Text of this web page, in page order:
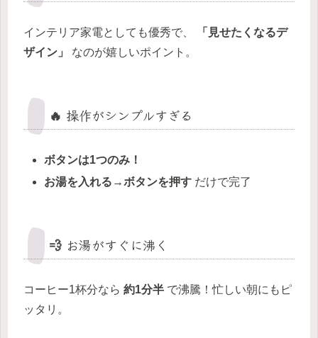
インテリア家電としても優秀で、
「見せたくなるデ
ザイン」
なのが嬉しいポイント。
🔥 操作がシンプルすぎる
ボタンは1つのみ！
お湯を入れる→ボタンを押す だけで完了
💨 お湯がすぐに沸く
コーヒー1杯分なら 約1分半 で沸騰！忙しい朝にもピ
ッタリ。